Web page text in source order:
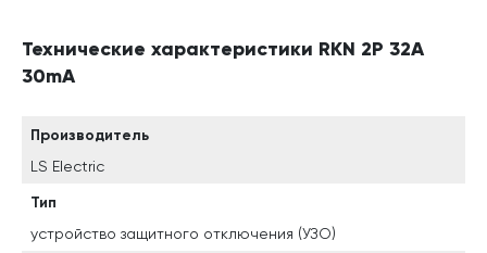
Технические характеристики RKN 2P 32A
30mA
Производитель
LS Electric
Тип
устройство защитного отключения (УЗО)